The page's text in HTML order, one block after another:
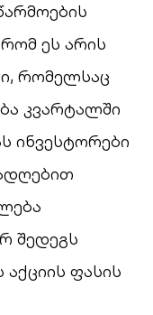
ეს არის
რომელსაც
კვარტალში
ინვესტორები
შედეგს
ფასის